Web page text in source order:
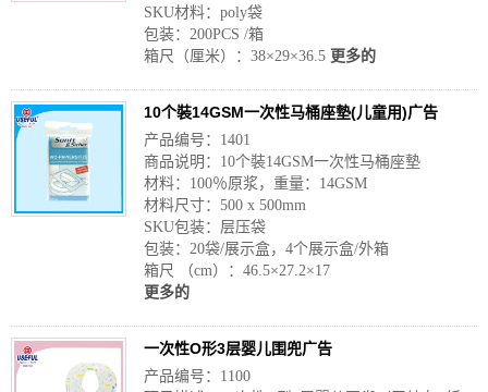
SKU材料：poly袋
包装：200PCS /箱
箱尺（厘米）：38×29×36.5 更多的
10个裝14GSM一次性马桶座墊(儿童用)广告
产品编号：1401
商品说明：10个裝14GSM一次性马桶座墊
材料：100％原浆，重量：14GSM
材料尺寸：500 x 500mm
SKU包装：层压袋
包装：20袋/展示盒，4个展示盒/外箱
箱尺 （cm）：46.5×27.2×17
更多的
一次性O形3层婴儿围兜广告
产品编号：1100